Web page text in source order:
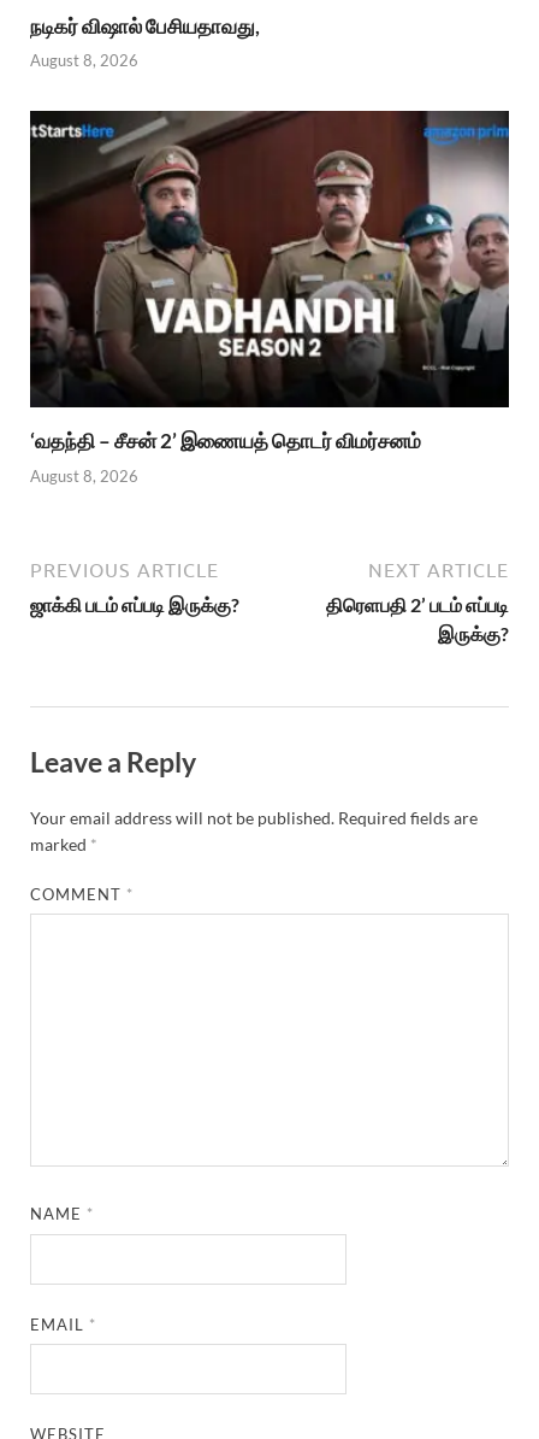
நடிகர் விஷால் பேசியதாவது,
August 8, 2026
‘வதந்தி – சீசன் 2’ இணையத் தொடர் விமர்சனம்
August 8, 2026
PREVIOUS ARTICLE
ஜாக்கி படம் எப்படி இருக்கு?
NEXT ARTICLE
திரெளபதி 2’ படம் எப்படி
இருக்கு?
Leave a Reply
Your email address will not be published. Required fields are
marked *
COMMENT *
NAME *
EMAIL *
WEBSITE